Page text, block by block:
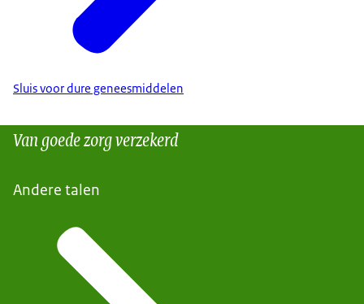
Sluis voor dure geneesmiddelen
Van goede zorg verzekerd
Andere talen